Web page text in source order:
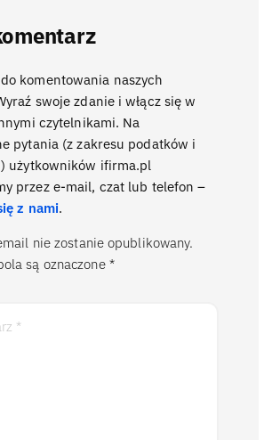
komentowania naszych
swoje zdanie i włącz się w
czytelnikami. Na
pytania (z zakresu podatków i
użytkowników ifirma.pl
przez e-mail, czat lub telefon –
z nami.
nie zostanie opublikowany.
są oznaczone *